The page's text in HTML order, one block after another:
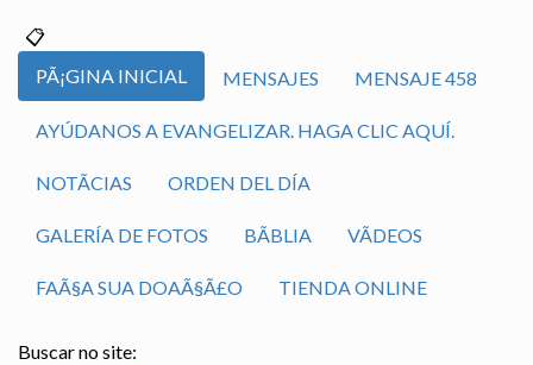
PÃ¡GINA INICIAL MENSAJES MENSAJE 458
AYÚDANOS A EVANGELIZAR. HAGA CLIC AQUÍ.
NOTÃ­CIAS ORDEN DEL DÍA
GALERÍA DE FOTOS BÃ­BLIA VÃ­DEOS
FAÃ§A SUA DOAÃ§Ã£O TIENDA ONLINE
Buscar no site: